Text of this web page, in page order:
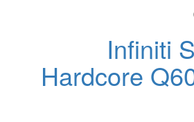
Infiniti
Hardcore